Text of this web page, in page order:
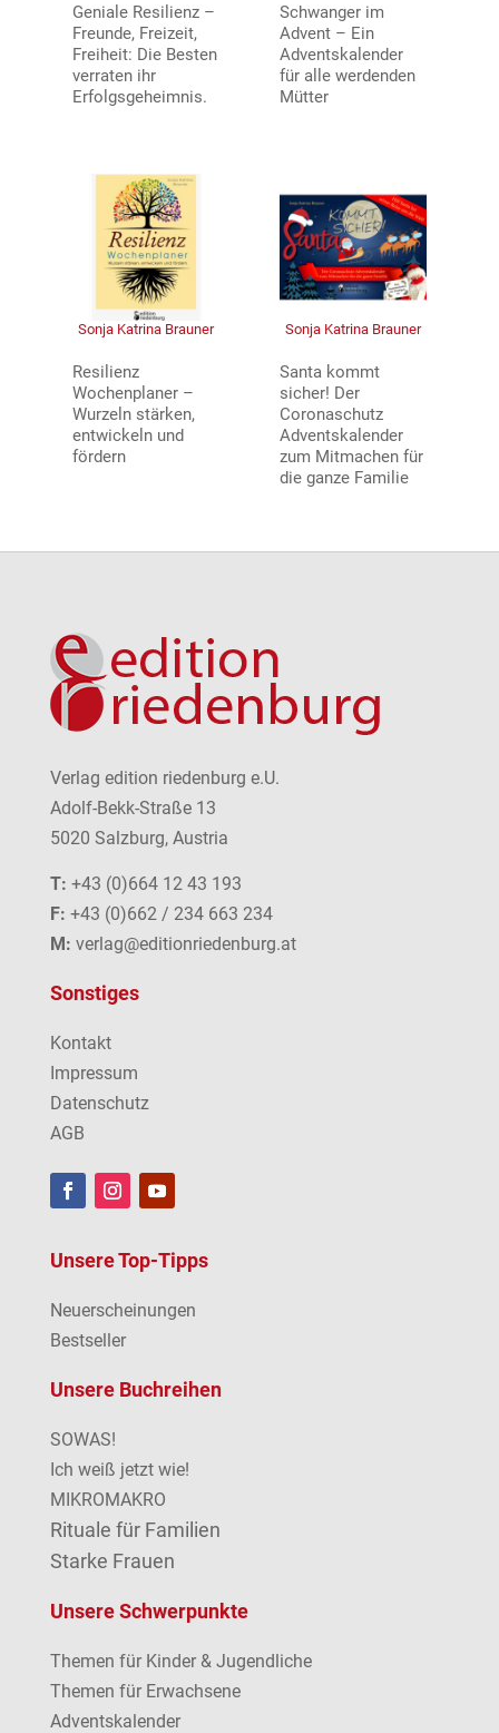
Geniale Resilienz –
Freunde, Freizeit,
Freiheit: Die Besten
verraten ihr
Erfolgsgeheimnis.
Schwanger im
Advent – Ein
Adventskalender
für alle werdenden
Mütter
Sonja Katrina Brauner
Resilienz
Wochenplaner –
Wurzeln stärken,
entwickeln und
fördern
Sonja Katrina Brauner
Santa kommt
sicher! Der
Coronaschutz
Adventskalender
zum Mitmachen für
die ganze Familie
Verlag edition riedenburg e.U.
Adolf-Bekk-Straße 13
5020 Salzburg, Austria
T: +43 (0)664 12 43 193
F: +43 (0)662 / 234 663 234
M: verlag@editionriedenburg.at
Sonstiges
Kontakt
Impressum
Datenschutz
AGB
Unsere Top-Tipps
Neuerscheinungen
Bestseller
Unsere Buchreihen
SOWAS!
Ich weiß jetzt wie!
MIKROMAKRO
Rituale für Familien
Starke Frauen
Unsere Schwerpunkte
Themen für Kinder & Jugendliche
Themen für Erwachsene
Adventskalender